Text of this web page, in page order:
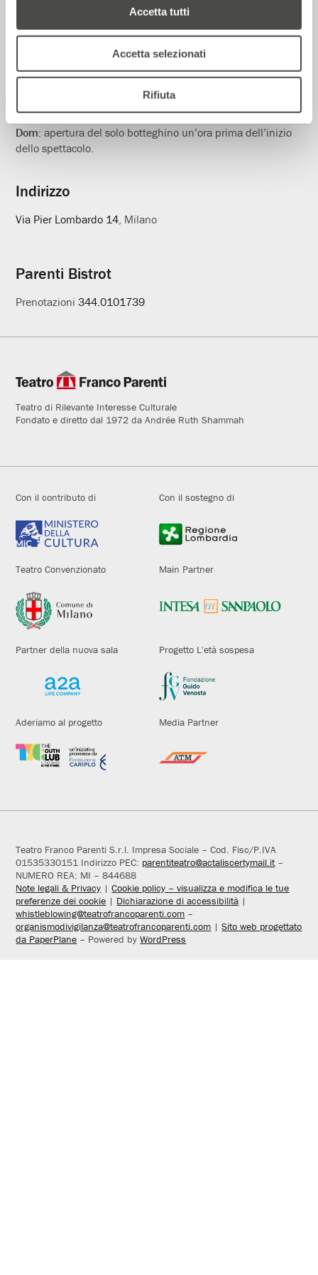
Accetta tutti
Accetta selezionati
Rifiuta
Informazioni
Biglietteria
Orari in vigore dall’1 al 31 Luglio
Lun–Sab:dalle h 13.30 alle h 19.00 (orario continuato)
Dom:apertura del solo botteghino un’ora prima dell’inizio
dello spettacolo.
Indirizzo
Via Pier Lombardo 14, Milano
Parenti Bistrot
Prenotazioni344.0101739
Teatro di Rilevante Interesse Culturale
Fondato e diretto dal 1972 da Andrée Ruth Shammah
Con il contributo di Con il sostegno di
Teatro Convenzionato Main Partner
Partner della nuova sala Progetto L'età sospesa
Aderiamo al progetto Media Partner
Teatro Franco Parenti S.r.l. Impresa Sociale – Cod. Fisc/P.IVA
01535330151 Indirizzo PEC: parentiteatro@actaliscertymail.it–
NUMERO REA: MI – 844688
Note legali & Privacy |Cookie policy – visualizza e modifica le tue
preferenze dei cookie | Dichiarazione di accessibilità |
whistleblowing@teatrofrancoparenti.com –
organismodivigilanza@teatrofrancoparenti.com |Sito web progettato
da PaperPlane – Powered byWordPress